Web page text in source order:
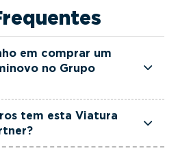
em comprar um
no Grupo
selecionadas
tem esta Viatura